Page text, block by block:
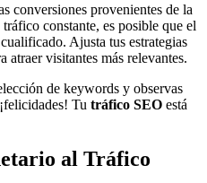
conversiones provenientes de la
constante, es posible que el
Ajusta tus estrategias
atraer visitantes más relevantes.
de keywords y observas
Tu tráfico SEO está
al Tráfico